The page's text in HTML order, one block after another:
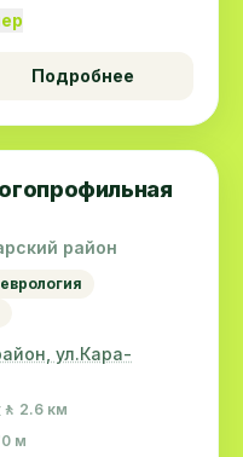
Подробнее
район
ул.Кара-
🚶 2.6 км
м